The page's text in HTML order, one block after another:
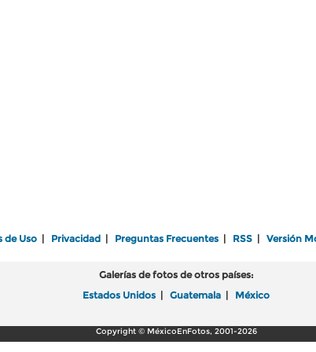
de Uso Privacidad Preguntas Frecuentes RSS Versión
Galerías de fotos de otros países:
Estados Unidos
Guatemala México
Copyright © MéxicoEnFotos, 2001-2026